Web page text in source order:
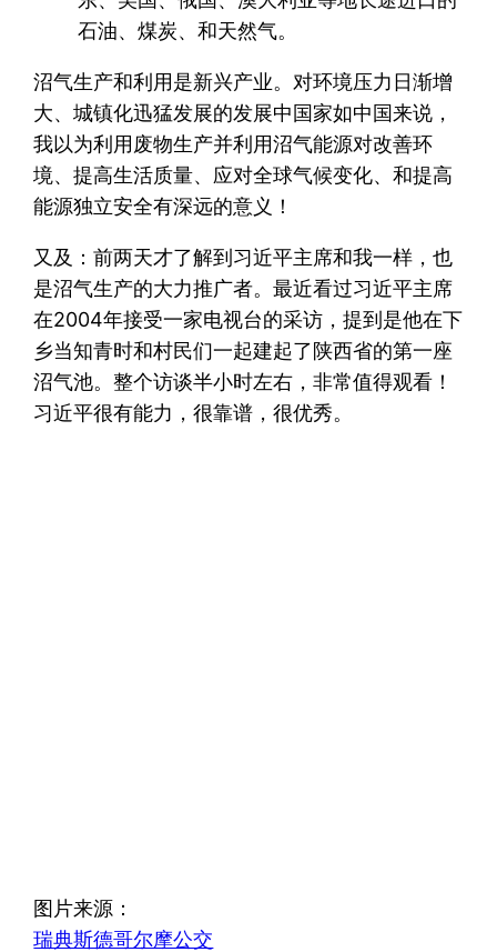
石油、煤炭、和天然气。
沼气生产和利用是新兴产业。对环境压力日渐增
大、城镇化迅猛发展的发展中国家如中国来说，
我以为利用废物生产并利用沼气能源对改善环
境、提高生活质量、应对全球气候变化、和提高
能源独立安全有深远的意义！
又及：前两天才了解到习近平主席和我一样，也
是沼气生产的大力推广者。最近看过习近平主席
在2004年接受一家电视台的采访，提到是他在下
乡当知青时和村民们一起建起了陕西省的第一座
沼气池。整个访谈半小时左右，非常值得观看！
习近平很有能力，很靠谱，很优秀。
图片来源：
瑞典斯德哥尔摩公交